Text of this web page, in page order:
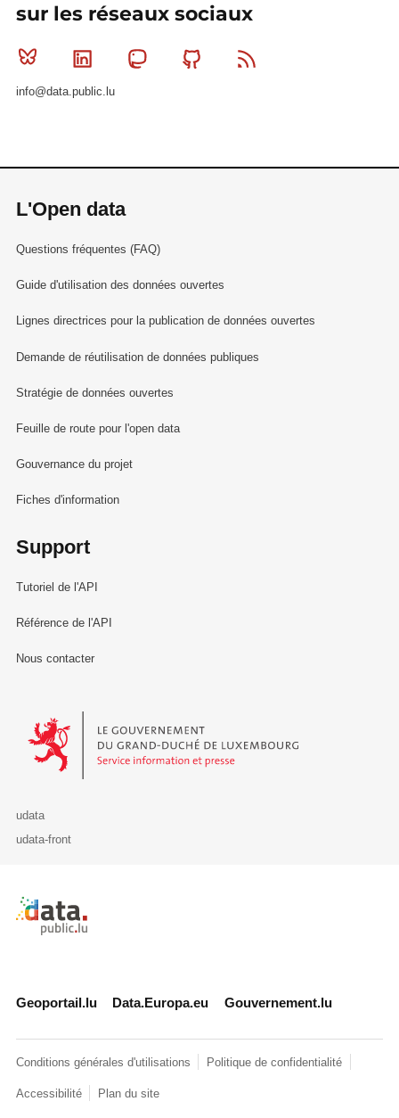
sur les réseaux sociaux
Bluesky Linkedin MastodonGithub
info@data.public.lu
L'Open data
Questions fréquentes (FAQ)
Guide d'utilisation des données ouvertes
Lignes directrices pour la publication de données ouvertes
Demande de réutilisation de données publiques
Stratégie de données ouvertes
Feuille de route pour l'open data
Gouvernance du projet
Fiches d'information
Support
Tutoriel de l'API
Référence de l'API
Nous contacter
Le Gouvernement du Grand-Duché de Luxembourg - Service
udata
udata-front
Retour à l'accueil de data.public.lu
Geoportail.lu Data.Europa.eu Gouvernement.lu
Conditions générales d'utilisations Politique de confidentialité
Accessibilité Plan du site